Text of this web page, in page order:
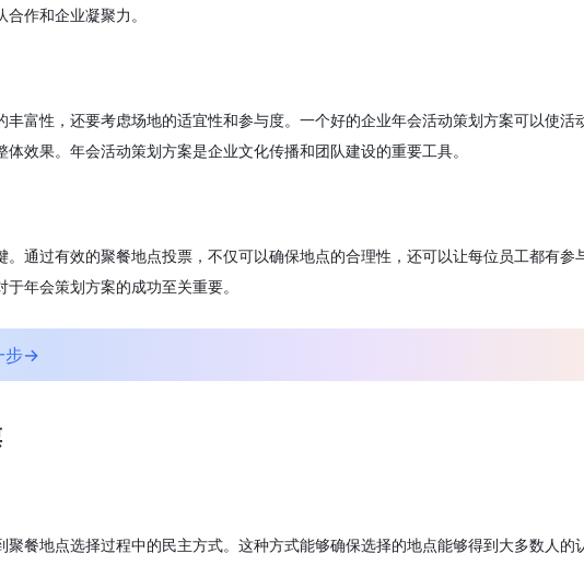
作和企业凝聚力。
富性，还要考虑场地的适宜性和参与度。一个好的企业年会活动策划方案可以使活
效果。年会活动策划方案是企业文化传播和团队建设的重要工具。
通过有效的聚餐地点投票，不仅可以确保地点的合理性，还可以让每位员工都有参
年会策划方案的成功至关重要。
步→
餐地点选择过程中的民主方式。这种方式能够确保选择的地点能够得到大多数人的